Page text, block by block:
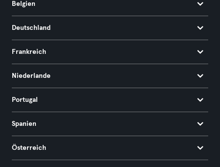
Belgien
Deutschland
Frankreich
Niederlande
Portugal
Spanien
Österreich